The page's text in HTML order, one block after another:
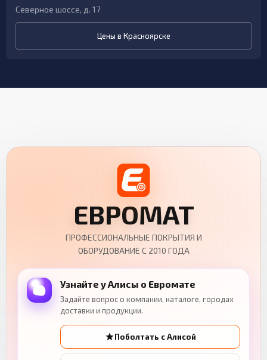
Северное шоссе, д. 17
Цены в Красноярске
ЕВРОМАТ
ПРОФЕССИОНАЛЬНЫЕ ПОКРЫТИЯ И
ОБОРУДОВАНИЕ С 2010 ГОДА
Узнайте у Алисы о Евромате
Задайте вопрос о компании, каталоге, городах
доставки и продукции.
Поболтать с Алисой